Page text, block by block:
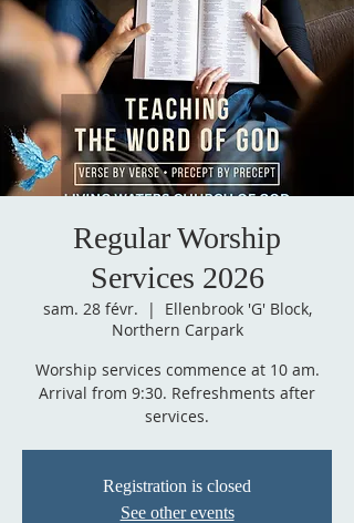
Regular Worship
Services 2026
sam. 28 févr.
  |
Ellenbrook 'G' Block,
Northern Carpark
Worship services commence at 10 am.
Arrival from 9:30. Refreshments after
services.
Registration is closed
See other events